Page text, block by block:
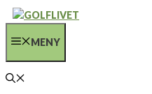
Hoppa
innehållMENY